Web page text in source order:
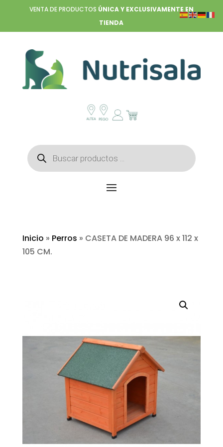
VENTA DE PRODUCTOS ÚNICA Y EXCLUSIVAMENTE EN
TIENDA
Búsqueda
de
productos
Inicio » Perros » CASETA DE MADERA 96 x 112 x
105 CM.